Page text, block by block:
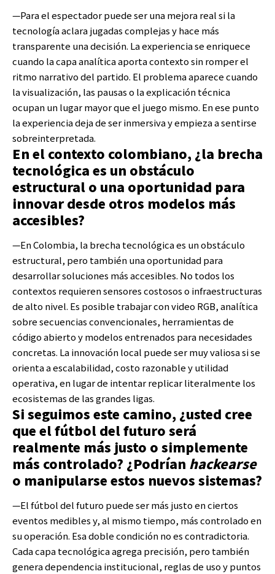
—Para el espectador puede ser una mejora real si la
tecnología aclara jugadas complejas y hace más
transparente una decisión. La experiencia se enriquece
cuando la capa analítica aporta contexto sin romper el
ritmo narrativo del partido. El problema aparece cuando
la visualización, las pausas o la explicación técnica
ocupan un lugar mayor que el juego mismo. En ese punto
la experiencia deja de ser inmersiva y empieza a sentirse
sobreinterpretada.
En el contexto colombiano, ¿la brecha
tecnológica es un obstáculo
estructural o una oportunidad para
innovar desde otros modelos más
accesibles?
—En Colombia, la brecha tecnológica es un obstáculo
estructural, pero también una oportunidad para
desarrollar soluciones más accesibles. No todos los
contextos requieren sensores costosos o infraestructuras
de alto nivel. Es posible trabajar con video RGB, analítica
sobre secuencias convencionales, herramientas de
código abierto y modelos entrenados para necesidades
concretas. La innovación local puede ser muy valiosa si se
orienta a escalabilidad, costo razonable y utilidad
operativa, en lugar de intentar replicar literalmente los
ecosistemas de las grandes ligas.
Si seguimos este camino, ¿usted cree
que el fútbol del futuro será
realmente más justo o simplemente
más controlado? ¿Podrían hackearse
o manipularse estos nuevos sistemas?
—El fútbol del futuro puede ser más justo en ciertos
eventos medibles y, al mismo tiempo, más controlado en
su operación. Esa doble condición no es contradictoria.
Cada capa tecnológica agrega precisión, pero también
genera dependencia institucional, reglas de uso y puntos